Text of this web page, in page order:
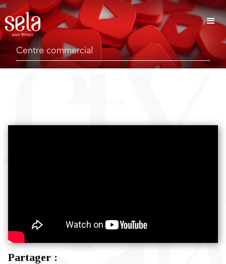
Centre commercial
Partager :